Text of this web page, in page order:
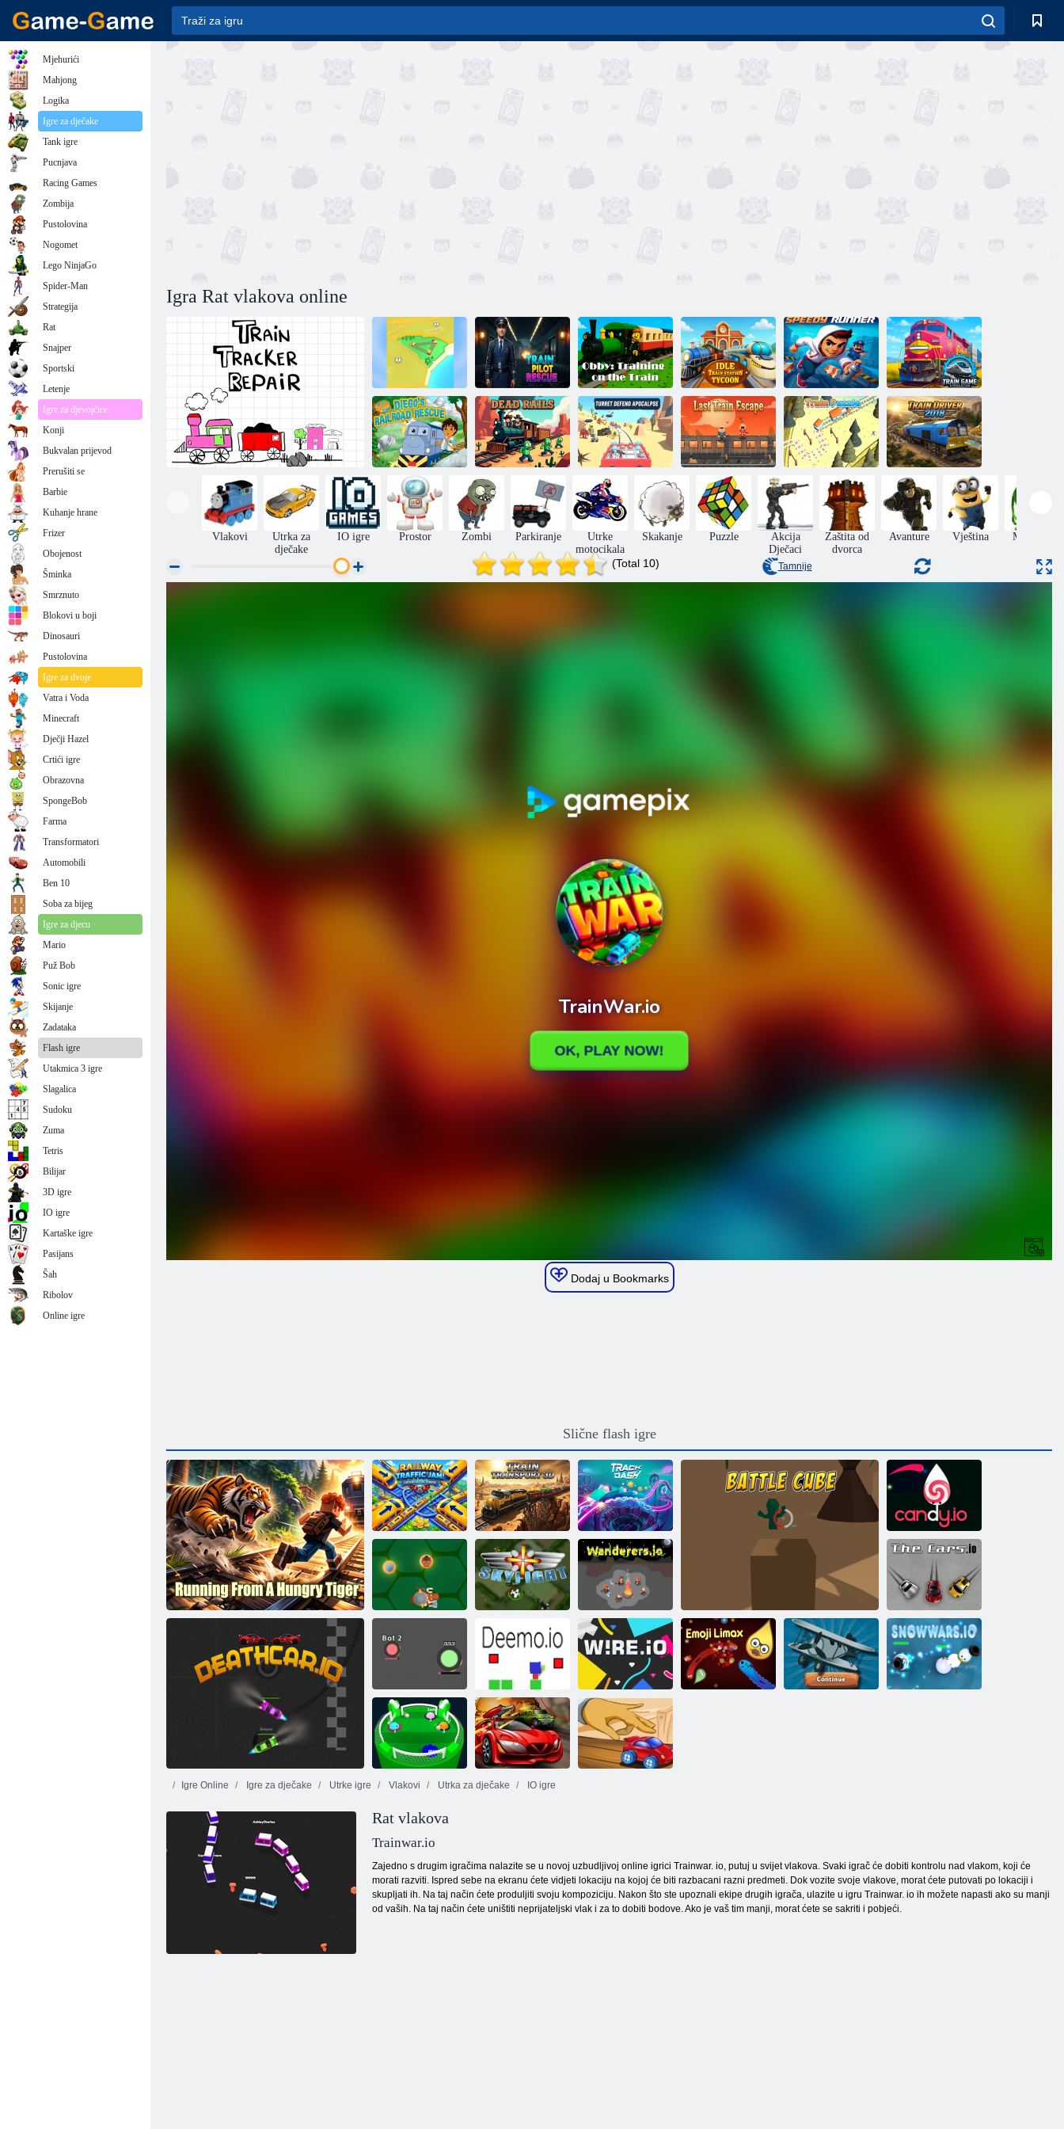
Igra Rat vlakova online
Empire iz
vlakova:
Povežite
željeznicu
Spašavanje
vozača vlaka
Obby: Trening u
vlaku
Tycoon:
Željezničke
stanice
Brzi trkač
Željeznički
simulator
Idi, Diego, idi!
Spašavanje
Diega na
željeznici
Mrtve tračnice
Obrana tornja od
Posljednji bijeg
vlakom
Zagonetka s
vlakom
Strojovođa 2018
Vlakovi
Utrka za
dječake
IO igre Prostor Zombi Parkiranje
Utrke
motocikala
Skakanje Puzzle
Akcija
Dječaci
Zaštita od
dvorca
Avanture Vještina Monsters
(Total 10) Tamnije
Dodaj u Bookmarks
Slične flash igre
Bježi od gladnog tigra
Gužva u
željezničkom
prometu!
Rasplesti
vlakove!
Željeznički
prijevoz 3D
Juriš po stazi Bombon. io
Nebeska borba
Deathcar. io
Wanderers. io Automobili. io
Kvrga io Deemo. io Žica. io
Ping. iO
Igre Online Igre za dječake Utrke igre Vlakovi Utrka za dječake IO igre
Rat vlakova
Trainwar.io
Zajedno s drugim igračima nalazite se u novoj uzbudljivoj online igrici Trainwar. io, putuj u svijet vlakova. Svaki igrač će dobiti kontrolu nad vlakom, koji će
morati razviti. Ispred sebe na ekranu ćete vidjeti lokaciju na kojoj će biti razbacani razni predmeti. Dok vozite svoje vlakove, morat ćete putovati po lokaciji i
skupljati ih. Na taj način ćete produljiti svoju kompoziciju. Nakon što ste upoznali ekipe drugih igrača, ulazite u igru Trainwar. io ih možete napasti ako su manji
od vaših. Na taj način ćete uništiti neprijateljski vlak i za to dobiti bodove. Ako je vaš tim manji, morat ćete se sakriti i pobjeći.
Mjehurići
Mahjong
Logika
Igre za dječake
Tank igre
Pucnjava
Racing Games
Zombija
Pustolovina
Nogomet
Lego NinjaGo
Spider-Man
Strategija
Rat
Snajper
Sportski
Letenje
Igre za djevojčice
Konji
Bukvalan prijevod
Prerušiti se
Barbie
Kuhanje hrane
Frizer
Obojenost
Šminka
Smrznuto
Blokovi u boji
Dinosauri
Pustolovina
Igre za dvoje
Vatra i Voda
Minecraft
Dječji Hazel
Crtići igre
Obrazovna
SpongeBob
Farma
Transformatori
Automobili
Ben 10
Soba za bijeg
Igre za djecu
Mario
Puž Bob
Sonic igre
Skijanje
Zadataka
Flash igre
Utakmica 3 igre
Slagalica
Sudoku
Zuma
Tetris
Bilijar
3D igre
IO igre
Kartaške igre
Pasijans
Šah
Ribolov
Online igre